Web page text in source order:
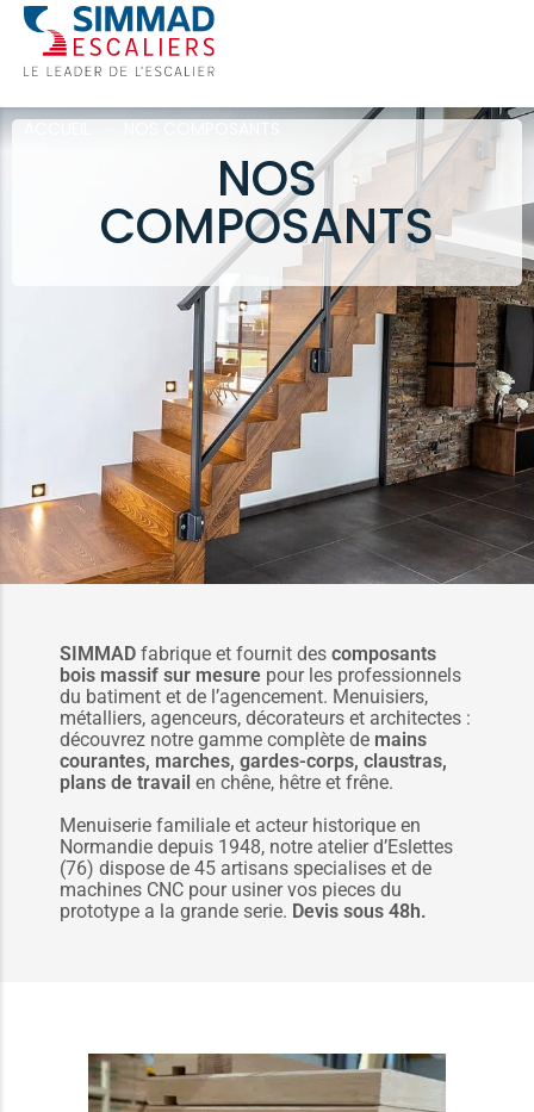
NOS
COMPOSANTS
SIMMAD fabrique et fournit des composants
bois massif sur mesure pour les professionnels
du batiment et de l’agencement. Menuisiers,
métalliers, agenceurs, décorateurs et architectes :
découvrez notre gamme complète de mains
courantes, marches, gardes-corps, claustras,
plans de travail en chêne, hêtre et frêne.
Menuiserie familiale et acteur historique en
Normandie depuis 1948, notre atelier d’Eslettes
(76) dispose de 45 artisans specialises et de
machines CNC pour usiner vos pieces du
prototype a la grande serie. Devis sous 48h.